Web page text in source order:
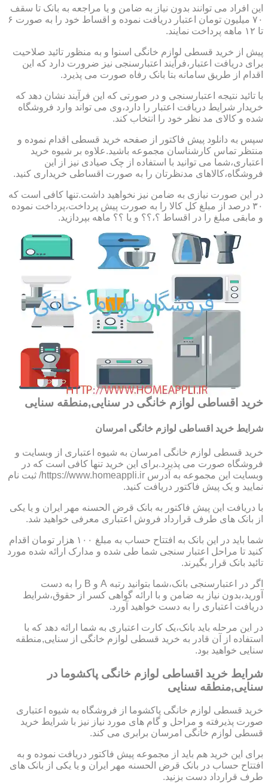
این افراد می توانند بدون نیاز به ضامن و یا مراجعه به بانک تا سقف
۷۰ میلیون تومان اعتبار دریافت نموده و اقساط خود را به صورت ۶
تا ۱۲ ماهه پرداخت نمایند.
پیش از خرید قسطی لوازم خانگی اسنوا و به منظور تائید صلاحیت
برای دریافت اعتبار،فرآیند اعتبارسنجی نیز ضرورت دارد که این
اقدام از طریق سامانه بتا بانک رفاه صورت می پذیرد.
با تائید نتیجه اعتبارسنجی و در صورتی که این فرآیند نشان دهد که
خریدار شرایط دریافت اعتبار را دارد،وی می تواند وارد فروشگاه
شده و کالای مد نظر خود را انتخاب کند.
سپس به دانلود پیش فاکتور از صفحه خرید قسطی اقدام نموده و
منتظر تماس کارشناسان مجموعه باشید.علاوه بر شیوه خرید
اعتباری،شما می توانید با استفاده از چک صیادی نیز از این
فروشگاه،کالاهای مدنظرتان را به صورت اقساطی خریداری کنید.
در این صورت نیازی به ضامن نیز نخواهید داشت.تنها کافی است که
۳۰ درصد از مبلغ کل کالا را به صورت پیش پرداخت،پرداخت نموده
و مابقی مبلغ را در اقساط ؟،؟؟ و یا ؟؟ ماهه بپردازید.
خرید اقساطی لوازم خانگی در سنایی,منطقه سنایی
شرایط خرید اقساطی لوازم خانگی امرسان
خرید قسطی لوازم خانگی امرسان به شیوه اعتباری از وبسایت و
فروشگاه صورت می پذیرد.برای این خرید تنها کافی است که در
وبسایت این مجموعه به آدرس https://www.homeappli.ir/ ثبت نام
نمایید و یک پیش فاکتور دریافت کنید.
با دریافت این پیش فاکتور به بانک قرض الحسنه مهر ایران و یا یکی
از بانک های طرف قرارداد فروش اعتباری معرفی خواهید شد.
شما باید در این بانک به افتتاح حساب به مبلغ ۱۰۰ هزار تومان اقدام
کنید تا مراحل اعتبار سنجی شما طی شده و مدارک ارائه شده مورد
تائید بانک قرار بگیرند.
اگر در اعتبارسنجی بانک،شما بتوانید رتبه A و B را به دست
آورید،بدون نیاز به ضامن و با ارائه گواهی کسر از حقوق،شرایط
دریافت اعتباری را به دست خواهید آورد.
در این مرحله باید بانک،یک کارت اعتباری به شما ارائه دهد که با
استفاده از آن قادر به خرید قسطی لوازم خانگی از سنایی,منطقه
سنایی خواهید بود.
شرایط خرید اقساطی لوازم خانگی پاکشوما در
سنایی,منطقه سنایی
خرید قسطی لوازم خانگی پاکشوما از فروشگاه به شیوه اعتباری
صورت پذیرفته و مراحل و گام های مورد نیاز نیز با شرایط خرید
قسطی لوازم خانگی امرسان برابری می کند.
برای این خرید هم باید از مجموعه پیش فاکتور دریافت نموده و به
افتتاح حساب در بانک قرض الحسنه مهر ایران و یا یکی از بانک های
طرف قرارداد دست بزنید.